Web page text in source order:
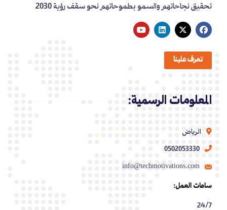
تحقيق نجاحاتهم والسمو بطموحاتهم نحو سقف رؤية 2030
تعرف علينا
المعلومات الرسمية:
الرياض
0502053330
info@techmotivations.com
ساعات العمل:
24/7